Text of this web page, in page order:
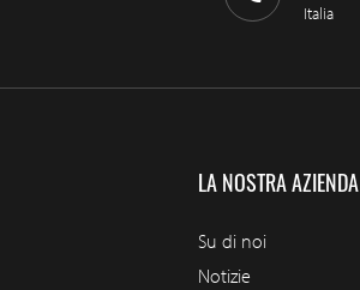
Italia
LA NOSTRA AZIENDA
Su di noi
Notizie